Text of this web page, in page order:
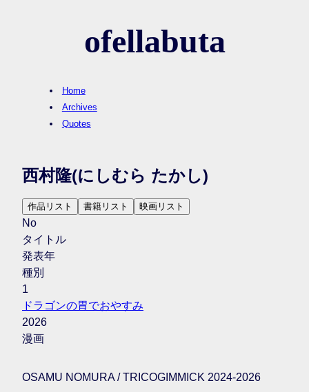
ofellabuta
Home
Archives
Quotes
西村隆(にしむら たかし)
作品リスト 書籍リスト 映画リスト
No
タイトル
発表年
種別
1
ドラゴンの胃でおやすみ
2026
漫画
OSAMU NOMURA / TRICOGIMMICK 2024-2026